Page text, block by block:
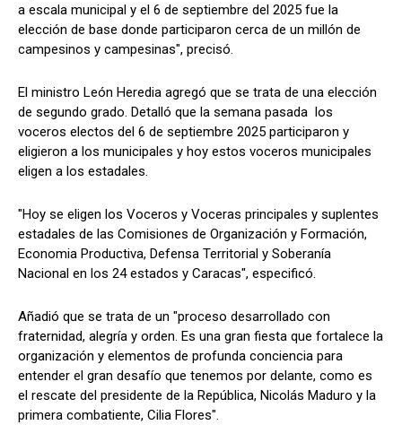
a escala municipal y el 6 de septiembre del 2025 fue la
elección de base donde participaron cerca de un millón de
campesinos y campesinas", precisó.
El ministro León Heredia agregó que se trata de una elección
de segundo grado. Detalló que la semana pasada los
voceros electos del 6 de septiembre 2025 participaron y
eligieron a los municipales y hoy estos voceros municipales
eligen a los estadales.
"Hoy se eligen los Voceros y Voceras principales y suplentes
estadales de las Comisiones de Organización y Formación,
Economia Productiva, Defensa Territorial y Soberanía
Nacional en los 24 estados y Caracas", especificó.
Añadió que se trata de un "proceso desarrollado con
fraternidad, alegría y orden. Es una gran fiesta que fortalece la
organización y elementos de profunda conciencia para
entender el gran desafío que tenemos por delante, como es
el rescate del presidente de la República, Nicolás Maduro y la
primera combatiente, Cilia Flores".